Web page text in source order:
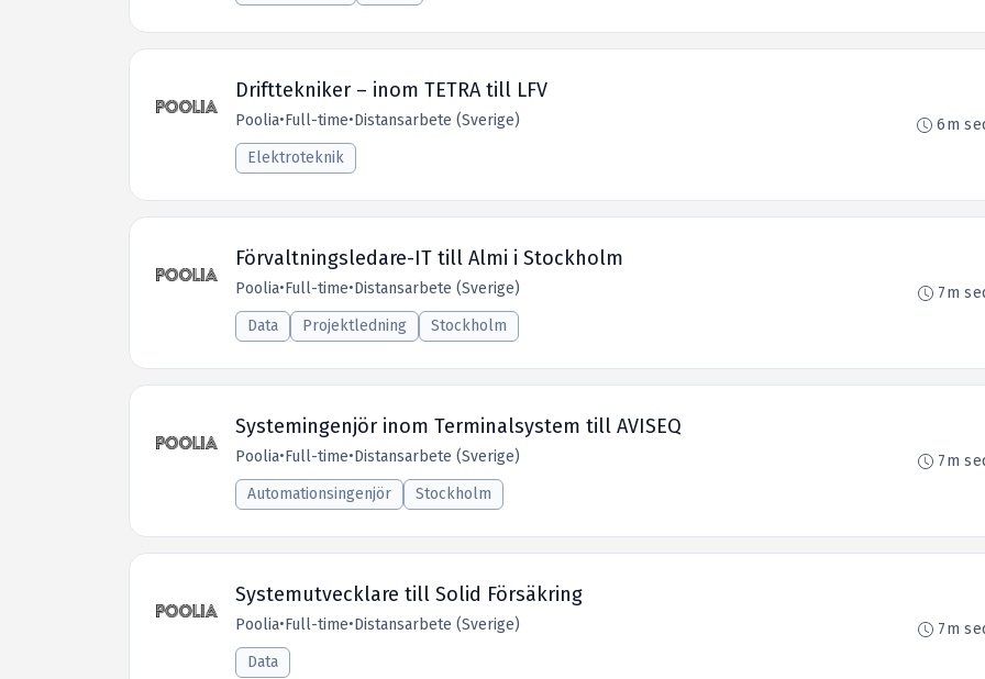
Drifttekniker – inom TETRA till LFV
Poolia•Full-time•Distansarbete (Sverige)
Elektroteknik
6m
Förvaltningsledare-IT till Almi i Stockholm
Poolia•Full-time•Distansarbete (Sverige)
Data
Projektledning Stockholm
7m
Systemingenjör inom Terminalsystem till AVISEQ
Poolia•Full-time•Distansarbete (Sverige)
Automationsingenjör
Stockholm
7m
Systemutvecklare till Solid Försäkring
Poolia•Full-time•Distansarbete (Sverige)
Data
7m